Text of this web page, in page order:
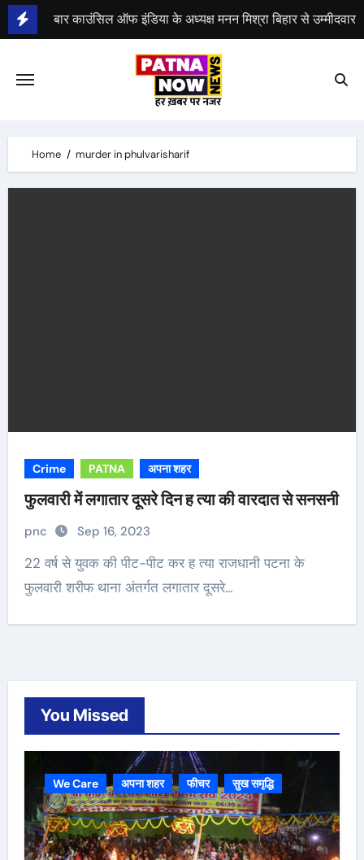
Skip
to
बार काउंसिल ऑफ इंडिया के अध्यक्ष मनन मिश्रा बिहार से उम्मीदवार
भीम सेना का भारत बंद, राजद का बंद को समर्थन
Home murder in phulvarisharif
Crime PATNA अपना शहर
फुलवारी में लगातार दूसरे दिन ह त्या की वारदात से सनसनी
pnc Sep 16, 2023
22 वर्ष से युवक की पीट-पीट कर ह त्या राजधानी पटना के
फुलवारी शरीफ थाना अंतर्गत लगातार दूसरे…
You Missed
We Care अपना शहर फीचर सुख समृद्धि